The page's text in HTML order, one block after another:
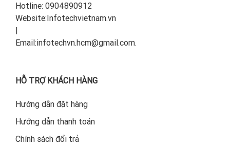
Hotline: 0904890912
Website:Infotechvietnam.vn
|
Email:infotechvn.hcm@gmail.com.
HỖ TRỢ KHÁCH HÀNG
Hướng dẫn đặt hàng
Hướng dẫn thanh toán
Chính sách đổi trả